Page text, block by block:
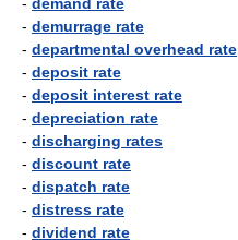
- demurrage rate
- departmental overhead rate
- deposit rate
- deposit interest rate
- depreciation rate
- discharging rates
- discount rate
- dispatch rate
- distress rate
- dividend rate